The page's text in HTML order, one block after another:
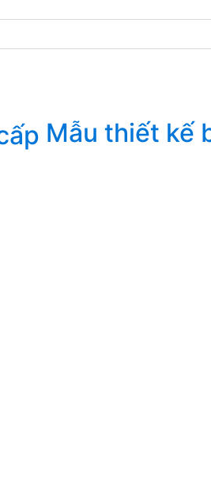
Mẫu thiết kế